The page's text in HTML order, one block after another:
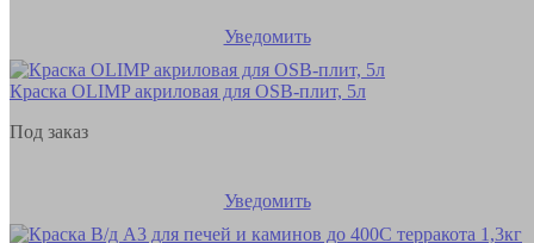
Уведомить
Краска OLIMP акриловая для OSB-плит, 5л
Под заказ
Уведомить